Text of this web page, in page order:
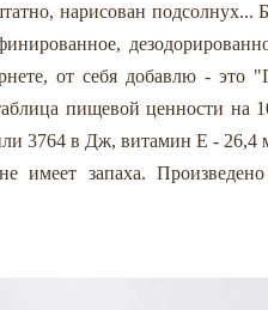
нарисован подсолнух...
от себя добавлю - это
пищевой ценности на
3764 в Дж, витамин Е - 26,4
имеет запаха.